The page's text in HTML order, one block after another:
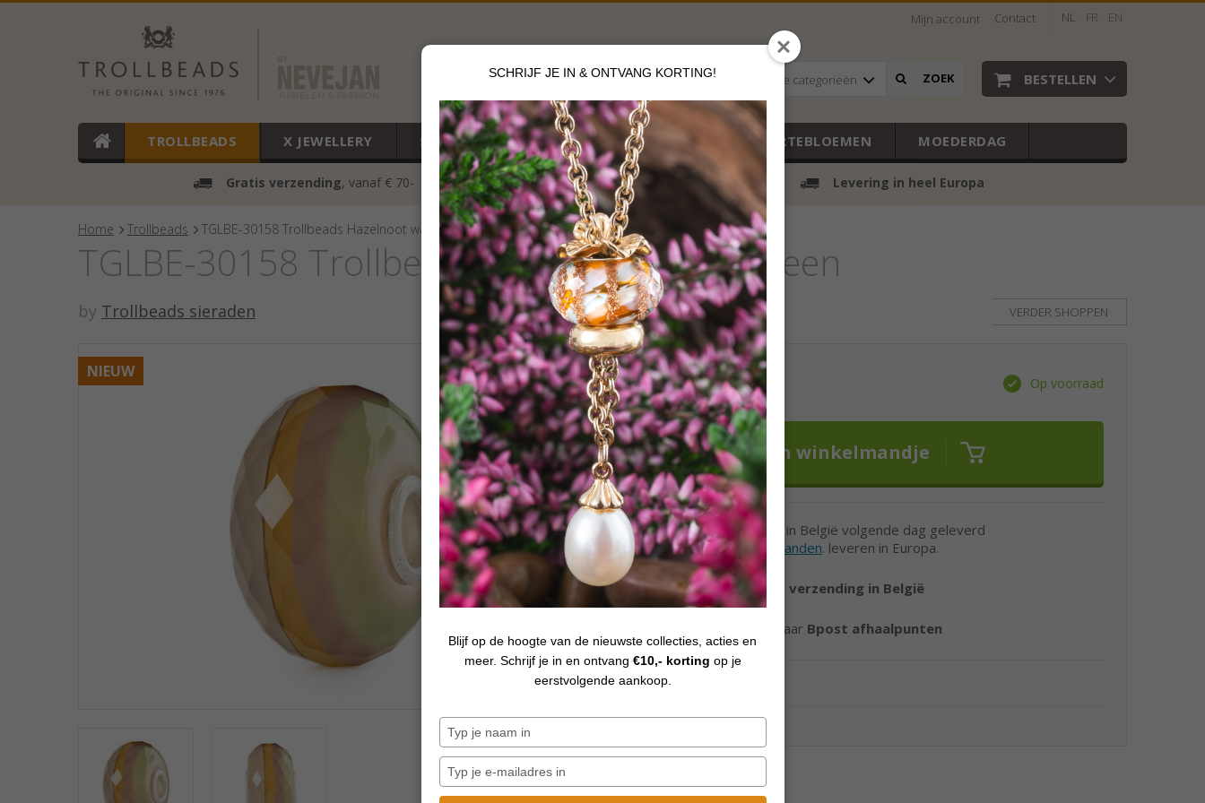
SCHRIJF JE IN & ONTVANG KORTING!
Blijf op de hoogte van de nieuwste collecties, acties en
meer. Schrijf je in en ontvang €10,- korting op je
eerstvolgende aankoop.
je
in
je
Mijn account Contact NL FR EN
Alle categorieën ZOEK BESTELLEN
TROLLBEADS X JEWELLERY SALE NIEUW CADEAUBON GEBOORTEBLOEMEN MOEDERDAG
Gratis verzending, vanaf € 70- voor 12 u besteldklik hier* Levering in heel Europa
Home Trollbeads TGLBE-30158 Trollbeads Hazelnoot watersteen
TGLBE-30158 Trollbeads Hazelnoot watersteen
by Trollbeads sieraden VERDER SHOPPEN
NIEUW €59,00 Op voorraad
Voor 12h besteld in België volgende dag geleverd
Levertijd andere landen. leveren in Europa.
Vanaf €70, gratis verzending in België
Ook verzending naar Bpost afhaalpunten